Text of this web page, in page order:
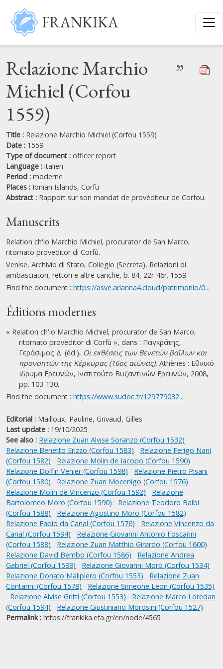
Skip to main content
FRANKIKA
Relazione Marchio
Michiel (Corfou
1559)
”
Title : Relazione Marchio Michiel (Corfou 1559)
Date : 1559
Type of document : officer report
Language : italien
Period : moderne
Places : Ionian Islands, Corfu
Abstract : Rapport sur son mandat de provéditeur de Corfou.
Manuscrits
Relation ch'io Marchio Michiel, procurator de San Marco,
ritornato proveditor di Corfù.
Venise, Archivio di Stato, Collegio (Secreta), Relazioni di
ambasciatori, rettori e altre cariche, b. 84, 22r-46r. 1559.
Find the document : https://asve.arianna4.cloud/patrimonio/0...
Éditions modernes
« Relation ch'io Marchio Michiel, procurator de San Marco,
ritornato proveditor di Corfù », dans : Παγκράτης,
Γεράσιμος Δ. (éd.), Οι εκθέσεις των Βενετών βαΐλων και
προνοητών της Κέρκυρας (16ος αιώνας), Athènes : Εθνικό
Ιδρυμα Ερευνών, Ινστιτούτο Βυζαντινών Ερευνών, 2008,
pp. 103-130.
Find the document : https://www.sudoc.fr/129779032...
Editorial : Mailloux, Pauline, Grivaud, Gilles
Last update : 19/10/2025
See also : Relazione Zuan Alvise Soranzo (Corfou 1532)
Relazione Benetto Erizzo (Corfou 1583)
Relazione Ferigo Nani
(Corfou 1582)
Relazione Molin de Iacopo (Corfou 1590)
Relazione Dolfin Venier (Corfou 1598)
Relazione Pietro Pisani
(Corfou 1580)
Relazione Zuan Mocenigo (Corfou 1576)
Relazione Molin de Vincenzo (Corfou 1592)
Relazione
Bartolomeo Moro (Corfou 1590)
Relazione Teodoro Balbi
(Corfou 1588)
Relazione Agostino Moro (Corfou 1582)
Relazione Fabio da Canal (Corfou 1576)
Relazione Vincenzo da
Canal (Corfou 1594)
Relazione Giovanni Antonio Foscarini
(Corfou 1588)
Relazione Zuan Matthio Girardo (Corfou 1600)
Relazione David Bembo (Corfou 1586)
Relazione Andrea
Gabriel (Corfou 1599)
Relazione Giovanni Moro (Corfou 1534)
Relazione Donato Malipiero (Corfou 1553)
Relazione Zuan
Contarini (Corfou 1578)
Relazione Simeone Leon (Corfou 1535)
Relazione Alvise Gritti (Corfou 1553)
Relazione Marco Loredan
(Corfou 1594)
Relazione Giustiniano Morosini (Corfou 1527)
Permalink : https://frankika.efa.gr/en/node/4565